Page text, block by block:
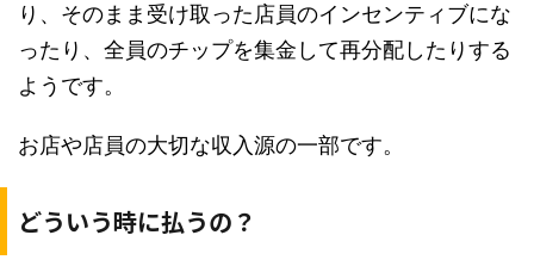
り、そのまま受け取った店員のインセンティブにな
ったり、全員のチップを集金して再分配したりする
ようです。
お店や店員の大切な収入源の一部です。
どういう時に払うの？